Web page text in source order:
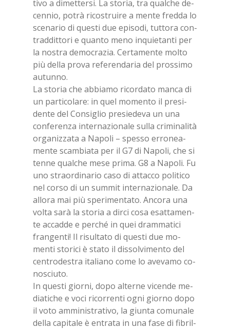
ti­vo a di­met­ter­si. La sto­ria, tra qual­che de­
cen­nio, po­trà ri­co­strui­re a men­te fred­da lo
sce­na­rio di que­sti due epi­so­di, tut­to­ra con­
trad­dit­to­ri e quan­to meno in­quie­tan­ti per
la no­stra de­mo­cra­zia. Cer­ta­men­te mol­to
più del­la pro­va re­fe­ren­da­ria del pros­si­mo
au­tun­no.
La sto­ria che ab­bia­mo ri­cor­da­to man­ca di
un par­ti­co­la­re: in quel mo­men­to il pre­si­
den­te del Con­si­glio pre­sie­de­va un una
con­fe­ren­za in­ter­na­zio­na­le sul­la cri­mi­na­li­tà
or­ga­niz­za­ta a Na­po­li – spes­so er­ro­nea­
men­te scam­bia­ta per il G7 di Na­po­li, che si
ten­ne qual­che mese pri­ma. G8 a Na­po­li. Fu
uno straor­di­na­rio caso di at­tac­co po­li­ti­co
nel cor­so di un sum­mit in­ter­na­zio­na­le. Da
al­lo­ra mai più spe­ri­men­ta­to. An­co­ra una
vol­ta sarà la sto­ria a dir­ci cosa esat­ta­men­
te ac­cad­de e per­ché in quei dram­ma­ti­ci
fran­gen­ti! Il ri­sul­ta­to di que­sti due mo­
men­ti sto­ri­ci è sta­to il dis­sol­vi­men­to del
cen­tro­de­stra ita­lia­no come lo ave­va­mo co­
no­sciu­to.
In que­sti gior­ni, dopo al­ter­ne vi­cen­de me­
dia­ti­che e voci ri­cor­ren­ti ogni gior­no dopo
il voto am­mi­ni­stra­ti­vo, la giun­ta co­mu­na­le
del­la ca­pi­ta­le è en­tra­ta in una fase di fi­bril­